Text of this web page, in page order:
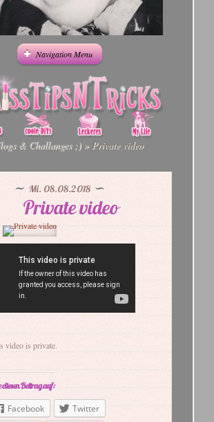
Navigation Menu
& Challanges ;) »Private video
Mi. 08.08.2018
Private video
video is private.
diesen Beitrag auf:
Facebook Twitter